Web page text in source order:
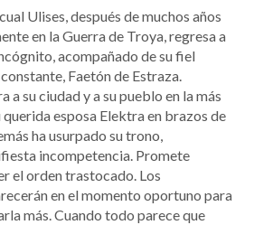
Ulises, después de muchos años
en la Guerra de Troya, regresa a
acompañado de su fiel
Faetón de Estraza.
a su ciudad y a su pueblo en la más
querida esposa Elektra en brazos de
ha usurpado su trono,
incompetencia. Promete
el orden trastocado. Los
en el momento oportuno para
más. Cuando todo parece que